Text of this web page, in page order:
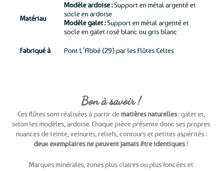
Matériau
Modèle ardoise :Support en métal argenté et
socle en ardoise
Modèle galet :Support en métal argenté et
socle en galet rosé blanc ou gris blanc
Fabriqué à Pont L’Abbé (29) par les Flûtes Celtes
Bon à savoir !
Ces flûtes sont réalisées à partir dematières naturelles: galet et,
selon les modèles, ardoise. Chaque pièce présente donc ses propres
nuances de teinte, veinures, reliefs, contours et petites aspérités :
deux exemplaires ne peuvent jamais être identiques!
Marques minérales, zones plus claires ou plus foncées et